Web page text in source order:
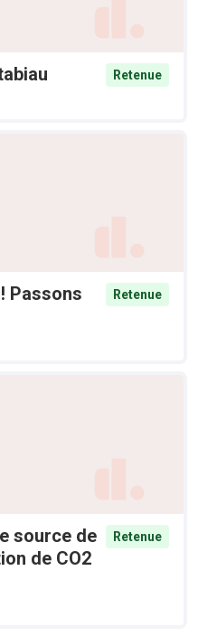
Retenue
Passons
Retenue
source de
de CO2
Retenue